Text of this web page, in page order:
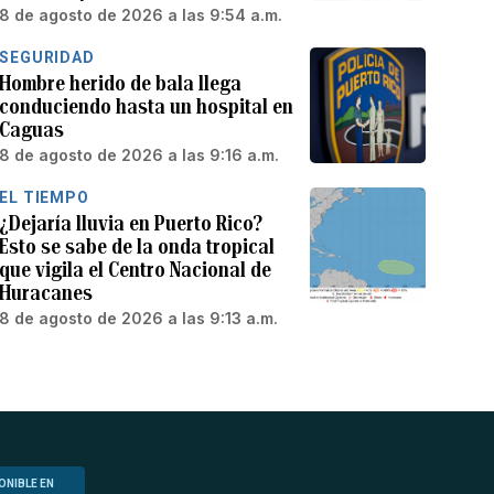
8 de agosto de 2026 a las 9:54 a.m.
SEGURIDAD
Hombre herido de bala llega
conduciendo hasta un hospital en
Caguas
8 de agosto de 2026 a las 9:16 a.m.
EL TIEMPO
¿Dejaría lluvia en Puerto Rico?
Esto se sabe de la onda tropical
que vigila el Centro Nacional de
Huracanes
8 de agosto de 2026 a las 9:13 a.m.
EN